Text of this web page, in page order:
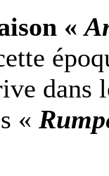
«
dans
«